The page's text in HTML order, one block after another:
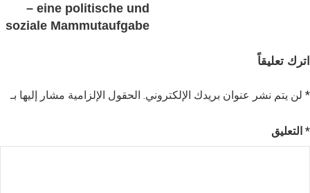
– eine politische und
soziale Mammutaufgabe
اترك تعليقاً
لن يتم نشر عنوان بريدك الإلكتروني. *
*